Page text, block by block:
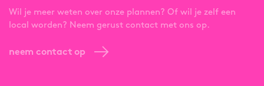
Wil je meer weten over onze plannen? Of wil je zelf een
local worden? Neem gerust contact met ons op.
neem contact op